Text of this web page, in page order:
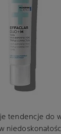
tendencje do